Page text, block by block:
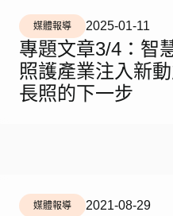
媒體報導 2025-01-11
專題文章3/4：智
照護產業注入新
長照的下一步
媒體報導 2021-08-29